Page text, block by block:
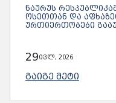
ᲜᲐᲣᲠᲣᲡ
ᲝᲡᲔᲗᲗᲐᲜ ᲓᲐ
ᲣᲠᲗᲘᲔᲠᲗᲝᲑᲔᲑᲘ
29ივლ, 2026
ᲒᲐᲘᲒᲔ ᲛᲔᲢᲘ